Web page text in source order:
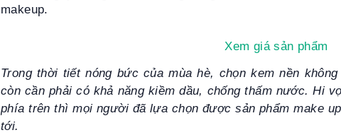
makeup.
Xem giá sản phẩm
Trong thời tiết nóng bức của mùa hè, chọn kem nền
còn cần phải có khả năng kiềm dầu, chống thấm nước. Hi
phía trên thì mọi người đã lựa chọn được sản phẩm make
tới.